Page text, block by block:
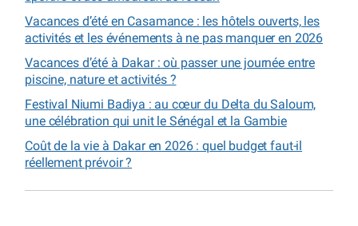
Vacances d’été en Casamance : les hôtels ouverts, les
activités et les événements à ne pas manquer en 2026
Vacances d’été à Dakar : où passer une journée entre
piscine, nature et activités ?
Festival Niumi Badiya : au cœur du Delta du Saloum,
une célébration qui unit le Sénégal et la Gambie
Coût de la vie à Dakar en 2026 : quel budget faut-il
réellement prévoir ?